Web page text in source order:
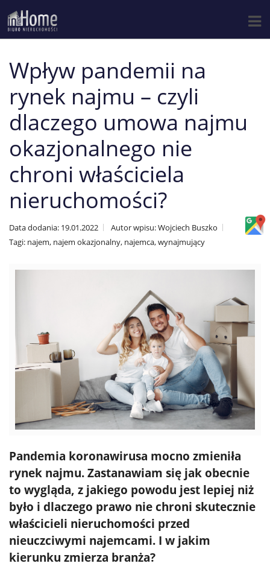
Wpływ pandemii na
rynek najmu – czyli
dlaczego umowa najmu
okazjonalnego nie
chroni właściciela
nieruchomości?
Data dodania: 19.01.2022
Autor wpisu: Wojciech Buszko
Tagi: najem, najem okazjonalny, najemca, wynajmujący
Pandemia koronawirusa mocno zmieniła
rynek najmu. Zastanawiam się jak obecnie
to wygląda, z jakiego powodu jest lepiej niż
było i dlaczego prawo nie chroni skutecznie
właścicieli nieruchomości przed
nieuczciwymi najemcami. I w jakim
kierunku zmierza branża?